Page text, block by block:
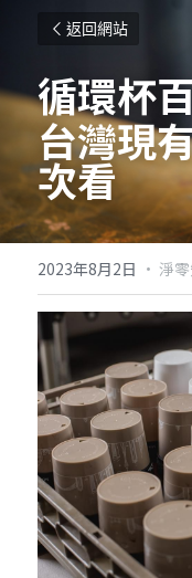
返回網站
循環杯
台灣現
次看
2023年8月2日 · 淨